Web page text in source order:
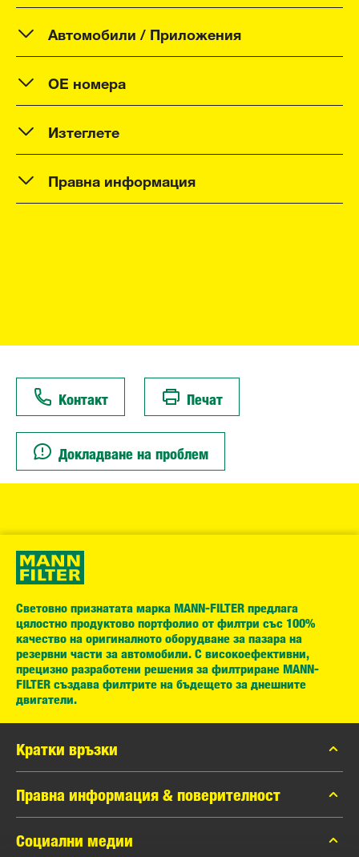
Автомобили / Приложения
OE номера
Изтеглете
Правна информация
Контакт Печат
Докладване на проблем
Световно признатата марка MANN-FILTER предлага
цялостно продуктово портфолио от филтри със 100%
качество на оригиналното оборудване за пазара на
резервни части за автомобили. С високоефективни,
прецизно разработени решения за филтриране MANN-
FILTER създава филтрите на бъдещето за днешните
двигатели.
Кратки връзки
каталог MANN-FILTER
Контакти
Правна информация & поверителност
Защита на личните данни
Социални медии